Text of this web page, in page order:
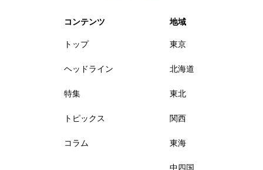
コンテンツ
トップ
ヘッドライン
特集
トピックス
コラム
地域
東京
北海道
東北
関西
東海
中四国